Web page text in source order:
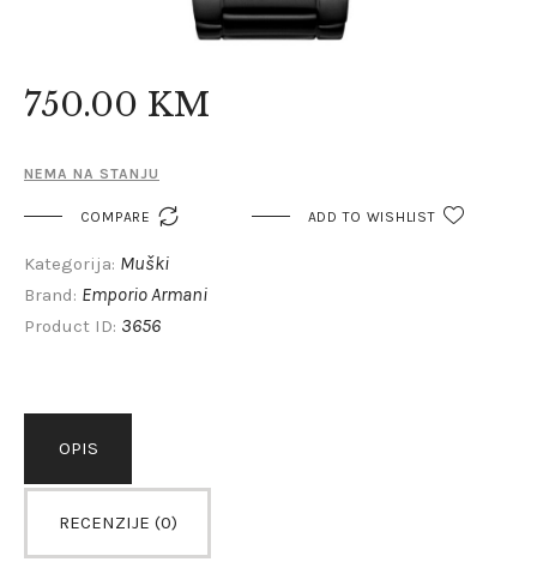
750.00 KM
NEMA NA STANJU
COMPARE  ADD TO WISHLIST
Kategorija: Muški
Brand: Emporio Armani
Product ID: 3656
OPIS
RECENZIJE (0)